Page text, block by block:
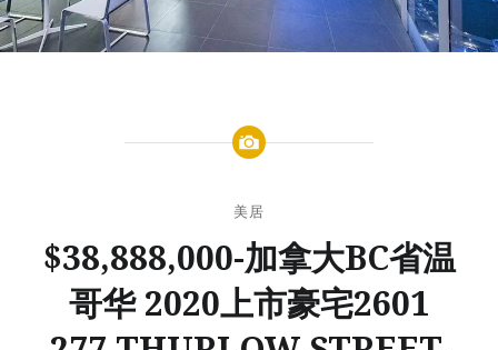
美居
$38,888,000-加拿大BC省温
哥华 2020上市豪宅2601